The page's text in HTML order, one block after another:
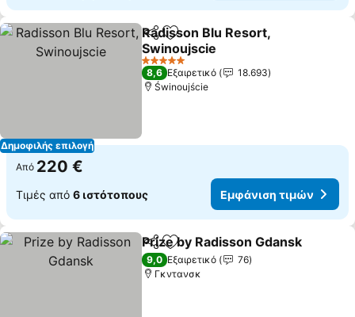
Δημοφιλής επιλογή
Κοινοποίηση
Προσθήκη στα αγαπημένα
Radisson Blu Resort,
Swinoujscie
5 Αστέρια
8,6 Εξαιρετικό
18.693
Świnoujście
Από 220 €
Τιμές από 6 ιστότοπους Εμφάνιση τιμών
Κοινοποίηση
Προσθήκη στα αγαπημένα
Prize by Radisson Gdansk
9,0 Εξαιρετικό
76
Γκντανσκ